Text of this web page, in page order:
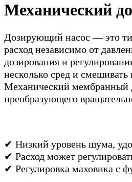
Механический
Дозирующий насос — это
расход независимо от
дозирования и
несколько сред и
Механический мембранный
преобразующего
✔ Низкий уровень шума,
✔ Расход может
✔ Регулировка маховика с